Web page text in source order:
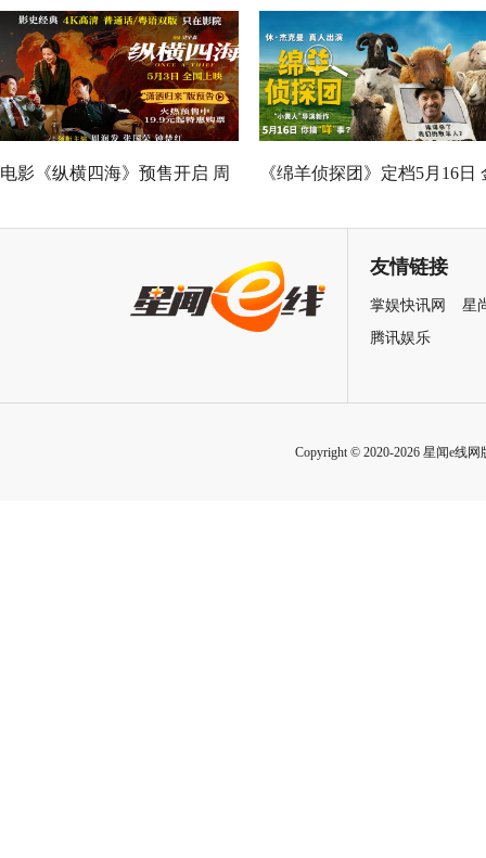
Good全球峰会 以AI影像传递向
善力量
神作IMAX首次量身定制
电影《纵横四海》预售开启 周 《绵羊侦探团》定档5月16日
友情链接
掌娱快讯网
星
腾讯娱乐
Copyright © 2020-2026 星闻e线